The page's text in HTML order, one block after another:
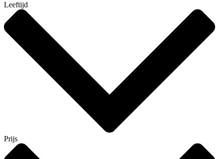
Leeftijd
Prijs